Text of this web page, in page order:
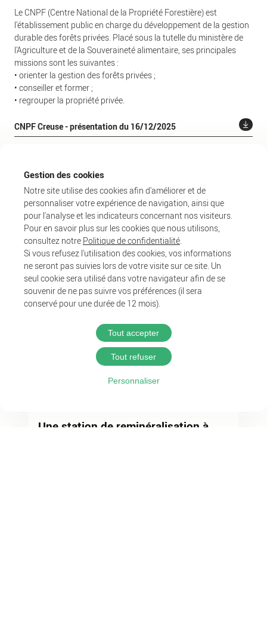
Gestion des cookies
Notre site utilise des cookies afin d'améliorer et de
personnaliser votre expérience de navigation, ainsi que
pour l'analyse et les indicateurs concernant nos visiteurs.
Pour en savoir plus sur les cookies que nous utilisons,
consultez notre Politique de confidentialité
Si vous refusez l'utilisation des cookies, vos informations
ne seront pas suivies lors de votre visite sur ce site. Un
seul cookie sera utilisé dans votre navigateur afin de se
souvenir de ne pas suivre vos préférences (il sera
conservé pour une durée de 12 mois).
Tout accepter
Tout refuser
Personnaliser
Le CNPF (Centre National de la Propriété Forestière) est
l’établissement public en charge du développement de la gestion
durable des forêts privées. Placé sous la tutelle du ministère de
l’Agriculture et de la Souveraineté alimentaire, ses principales
missions sont les suivantes :
• orienter la gestion des forêts privées ;
• conseiller et former ;
• regrouper la propriété privée.
CNPF Creuse - présentation du 16/12/2025
Actualités récentes
Une station de reminéralisation à